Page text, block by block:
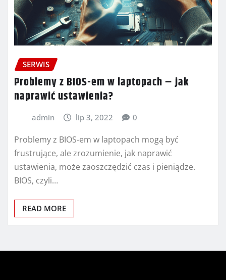
SERWIS
Problemy z BIOS-em w laptopach – jak
naprawić ustawienia?
admin lip 3, 2022 0
Problemy z BIOS-em w laptopach mogą być
frustrujące, ale zrozumienie, jak naprawić
ustawienia, może zaoszczędzić czas i pieniądze.
BIOS, czyli…
READ MORE